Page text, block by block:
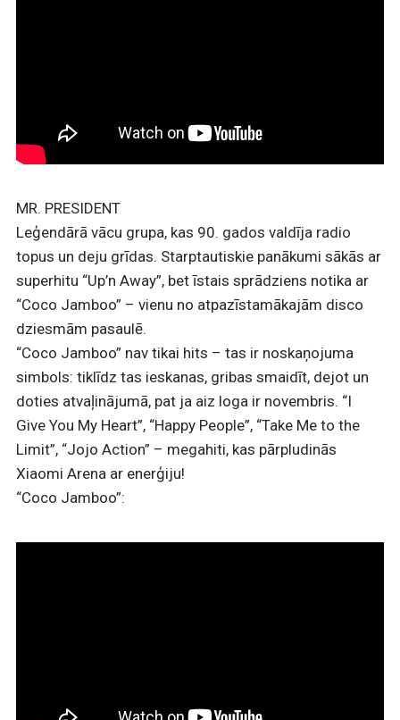
MR. PRESIDENT
Leģendārā vācu grupa, kas 90. gados valdīja radio
topus un deju grīdas. Starptautiskie panākumi sākās ar
superhitu “Up’n Away”, bet īstais sprādziens notika ar
“Coco Jamboo” – vienu no atpazīstamākajām disco
dziesmām pasaulē.
“Coco Jamboo” nav tikai hits – tas ir noskaņojuma
simbols: tiklīdz tas ieskanas, gribas smaidīt, dejot un
doties atvaļinājumā, pat ja aiz loga ir novembris. “I
Give You My Heart”, “Happy People”, “Take Me to the
Limit”, “Jojo Action” – megahiti, kas pārpludinās
Xiaomi Arena ar enerģiju!
“Coco Jamboo”: